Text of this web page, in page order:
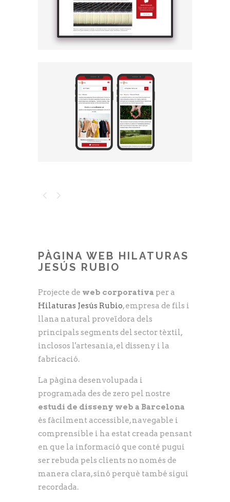
PÀGINA WEB HILATURAS
JESÚS RUBIO
Projecte de web corporativa per a
Hilaturas Jesús Rubio, empresa de fils i
llana natural proveïdora dels
principals segments del sector tèxtil,
inclosos l'artesania, el disseny i la
fabricació.
La pàgina desenvolupada i
programada des de zero pel nostre
estudi de disseny web a Barcelona
és fàcilment accessible, navegable i
comprensible i ha estat creada pensant
en que la informació que conté pugui
ser rebuda pels clients no només de
manera clara, sinó perquè també sigui
recordada.